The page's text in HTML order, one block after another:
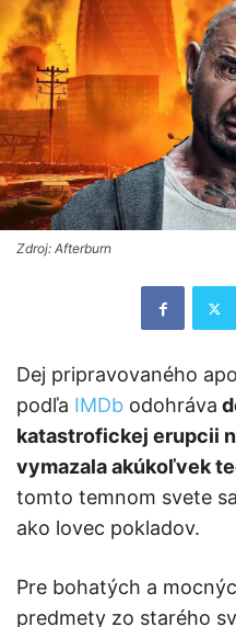
Zdroj: Afterburn
Dej pripravovaného
podľa IMDb odohráva
katastrofickej erupcii
vymazala akúkoľvek
tomto temnom svete
ako lovec pokladov.
Pre bohatých a
predmety zo starého